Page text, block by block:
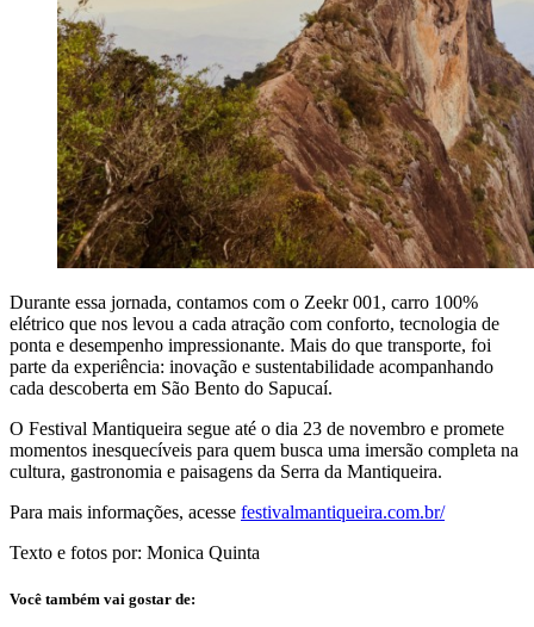
Durante essa jornada, contamos com o Zeekr 001, carro 100%
elétrico que nos levou a cada atração com conforto, tecnologia de
ponta e desempenho impressionante. Mais do que transporte, foi
parte da experiência: inovação e sustentabilidade acompanhando
cada descoberta em São Bento do Sapucaí.
O Festival Mantiqueira segue até o dia 23 de novembro e promete
momentos inesquecíveis para quem busca uma imersão completa na
cultura, gastronomia e paisagens da Serra da Mantiqueira.
Para mais informações, acesse festivalmantiqueira.com.br/
Texto e fotos por: Monica Quinta
Você também vai gostar de: